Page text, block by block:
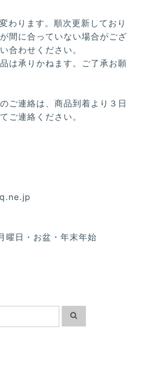
わります。順次更新しており
間に合っていない場合がござ
合わせください。
は承りかねます。ご了承お願
ご連絡は、商品到着より３日
ご連絡ください。
曜日・お盆・年末年始